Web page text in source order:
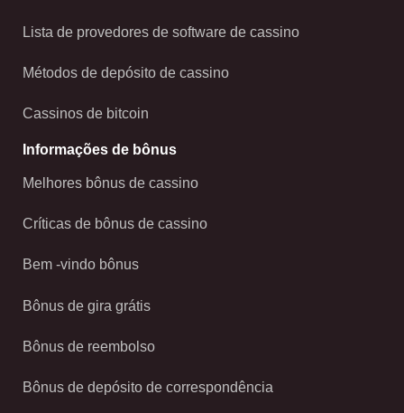
Lista de provedores de software de cassino
Métodos de depósito de cassino
Cassinos de bitcoin
Informações de bônus
Melhores bônus de cassino
Críticas de bônus de cassino
Bem -vindo bônus
Bônus de gira grátis
Bônus de reembolso
Bônus de depósito de correspondência